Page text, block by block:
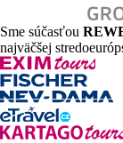
Sme súčasťou
najväčšej